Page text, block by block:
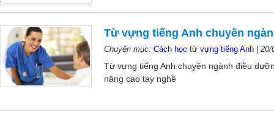
Từ vựng tiếng Anh chuyên
Chuyên mục: Cách học từ vựng tiếng Anh | 20/
Từ vựng tiếng Anh chuyên ngành điều
nâng cao tay nghề